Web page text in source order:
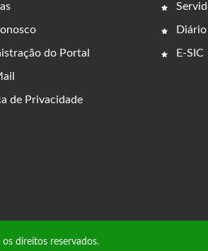
do Portal
de Privacidade
E-SIC
direitos reservados.